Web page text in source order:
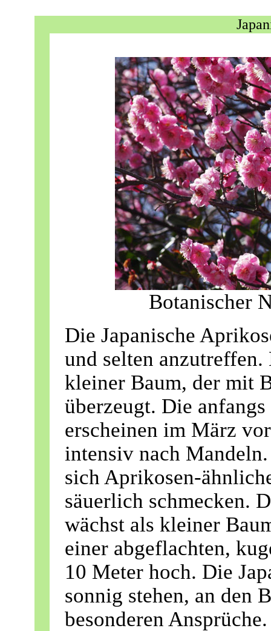
Botanischer
Die Japanische
und selten
kleiner Baum, der mit
überzeugt. Die
erscheinen im März
intensiv nach
sich Aprikosen-
säuerlich schmecken.
wächst als kleiner
einer abgeflachten,
10 Meter hoch. Die
sonnig stehen, an den
besonderen Ansprüche.